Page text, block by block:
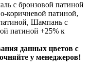
с бронзовой патиной
коричневой патиной,
Шампань с
патиной +25% к
данных цветов с
у менеджеров!